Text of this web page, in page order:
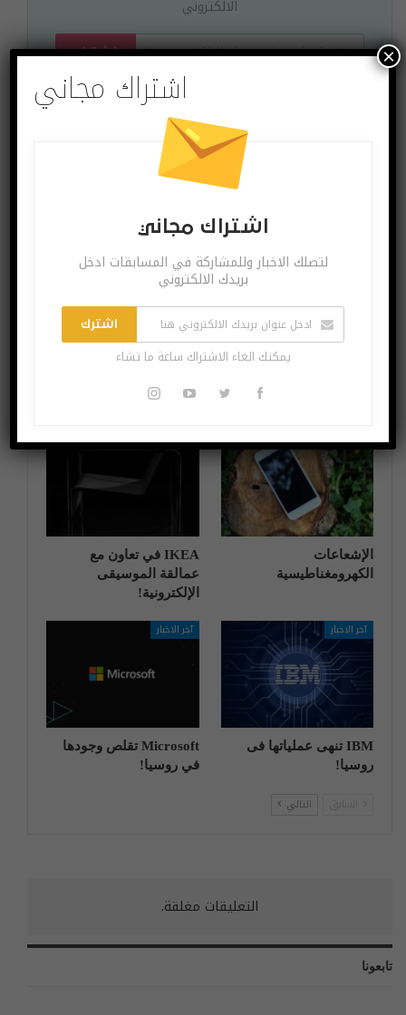
الالكتروني
اشترك
يمكنك الغاء الاشتراك ساعة ما تشاء
غوغل تتحول إلى
مدرب لغوي وتعلّم
المستخدمين كيفية
صحيح
فيسبوك تختبر ميزة
جديدة لتصفح صور
الأصدقاء كما في
اختراعات وتكنولوجيا
الإشعاعات
الكهرومغناطيسية
آخر الاخبار
IKEA في تعاون مع
عمالقة الموسيقى
الإلكترونية!
آخر الاخبار
IBM تنهی عملیاتها فی
روسیا!
آخر الاخبار
Microsoft تقلص وجودها
في روسيا!
التالي
التعليقات مغلقة.
تابعونا
اشتراك مجاني
اشتراك مجاني
لتصلك الاخبار وللمشاركة في المسابقات ادخل
بريدك الالكتروني
اشترك
يمكنك الغاء الاشتراك ساعة ما تشاء
×